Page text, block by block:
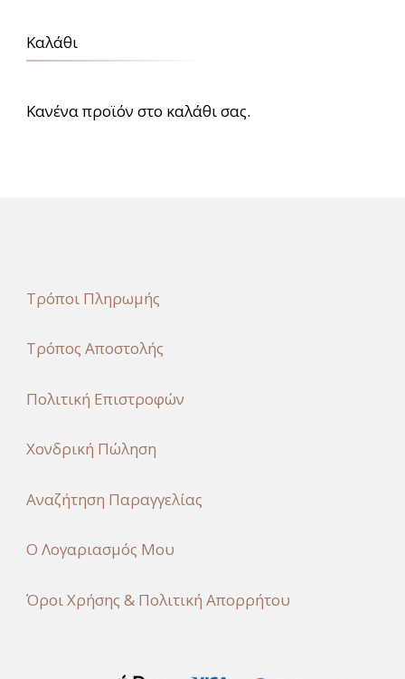
Καλάθι
Κανένα προϊόν στο καλάθι σας.
Τρόποι Πληρωμής
Τρόπος Αποστολής
Πολιτική Επιστροφών
Χονδρική Πώληση
Αναζήτηση Παραγγελίας
Ο Λογαριασμός Μου
Όροι Χρήσης & Πολιτική Απορρήτου